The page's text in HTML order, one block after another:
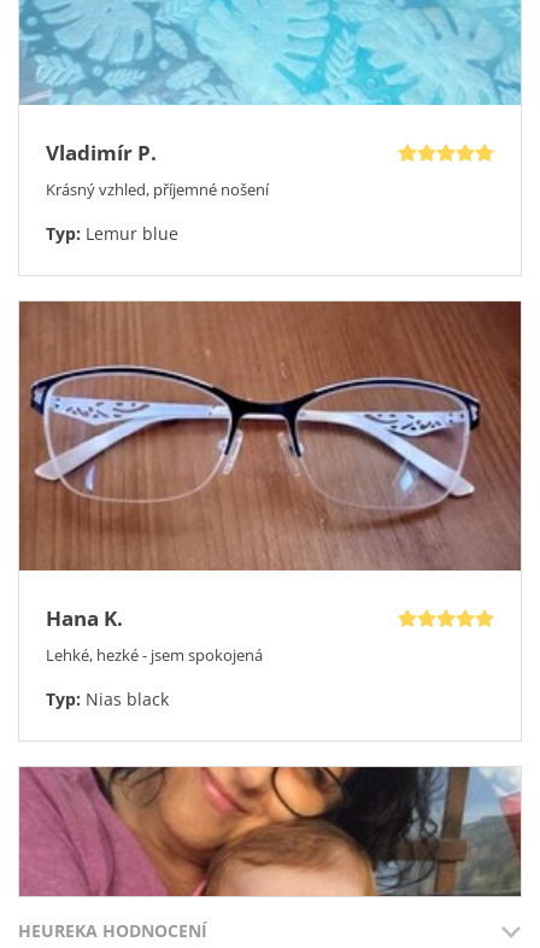
Vladimír P.
Krásný vzhled, příjemné nošení
Typ: Lemur blue
Hana K.
Lehké, hezké - jsem spokojená
Typ: Nias black
HEUREKA HODNOCENÍ